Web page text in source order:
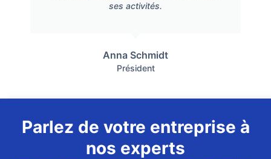
ses activités.
Anna Schmidt
Président
Parlez de votre entreprise à
nos experts